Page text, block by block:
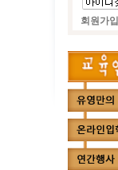
회원가입